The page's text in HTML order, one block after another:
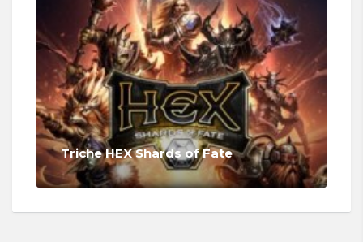
Triche HEX Shards of Fate